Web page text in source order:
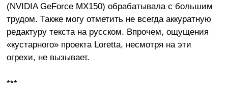
(NVIDIA GeForce MX150) обрабатывала с большим
трудом. Также могу отметить не всегда аккуратную
редактуру текста на русском. Впрочем, ощущения
«кустарного» проекта Loretta, несмотря на эти
огрехи, не вызывает.
***